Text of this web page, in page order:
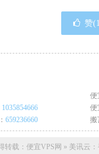
赞(
便
1035854666 便
659236660 搬
转载： 便宜VPS网 » 美讯云